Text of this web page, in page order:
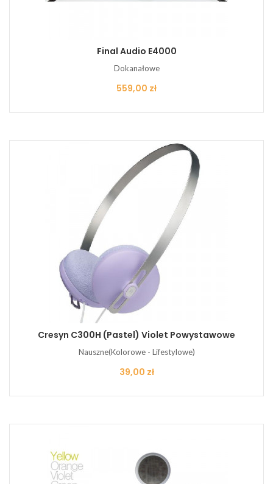
Final Audio E4000
Dokanałowe
Cena
559,00 zł
Cresyn C300H (pastel) Violet Powystawowe
Nauszne(Kolorowe - Lifestylowe)
Cena
39,00 zł